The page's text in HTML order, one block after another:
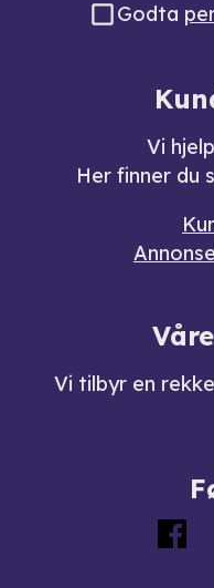
Godta
Vi
Her finner du
Vi tilbyr en rekke